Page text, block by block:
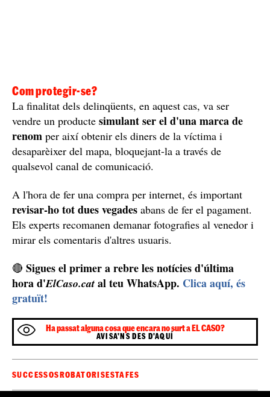
Com protegir-se?
La finalitat dels delinqüents, en aquest cas, va ser
vendre un producte simulant ser el d'una marca de
renom per així obtenir els diners de la víctima i
desaparèixer del mapa, bloquejant-la a través de
qualsevol canal de comunicació.
A l'hora de fer una compra per internet, és important
revisar-ho tot dues vegades abans de fer el pagament.
Els experts recomanen demanar fotografies al venedor i
mirar els comentaris d'altres usuaris.
🔴 Sigues el primer a rebre les notícies d'última
hora d'ElCaso.cat al teu WhatsApp. Clica aquí, és
gratuït!
Ha passat alguna cosa que encara no surt a EL CASO?
AVISA'NS DES D'AQUÍ
SUCCESSOSROBATORISESTAFES